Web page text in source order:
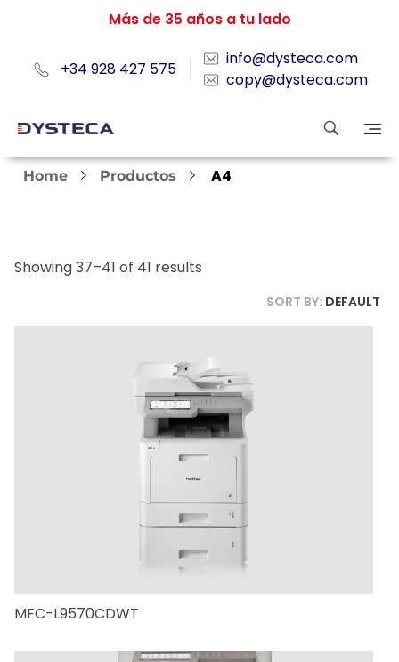
Más de 35 años a tu lado
+34 928 427 575
info@dysteca.com
copy@dysteca.com
Home Productos A4
Showing 37–41 of 41 results
SORT BY: DEFAULT
MFC-L9570CDWT